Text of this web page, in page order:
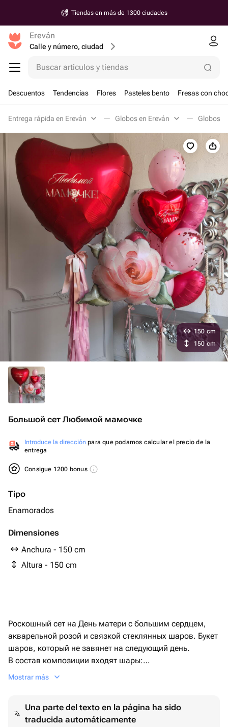
Tiendas en más de 1300 ciudades
Ereván
Calle y número, ciudad
Buscar artículos y tiendas
Descuentos Tendencias Flores Pasteles bento Fresas con
Entrega rápida en Ereván Globos en Ereván Globos
Большой сет Любимой мамочке
Introduce la dirección para que podamos calcular el precio de la
entrega
Consigue 1200 bonus
Tipo
Enamorados
Dimensiones
Anchura - 150 cm
Altura - 150 cm
150 cm
150 cm
Роскошный сет на День матери с большим сердцем,
акварельной розой и связкой стеклянных шаров. Букет
шаров, который не завянет на следующий день.
В состав композиции входят шары:
- большое сердце рубинового цвета с индивидуальной
- фонтан из 4 фольгированных сердец и 6 латексных
шаров с эффектом стекла.
Mostrar más
Una parte del texto en la página ha sido
traducida automáticamente